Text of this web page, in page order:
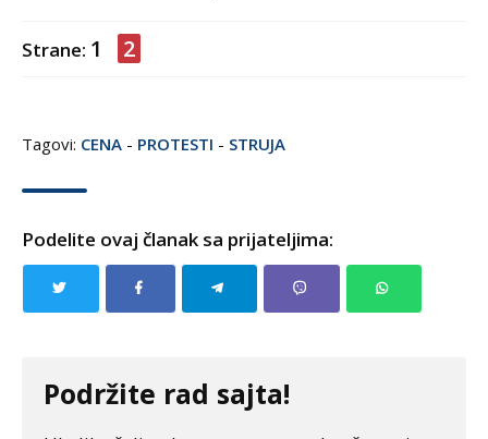
Strane: 1 2
Tagovi: CENA - PROTESTI - STRUJA
Podelite ovaj članak sa prijateljima:
Podržite rad sajta!